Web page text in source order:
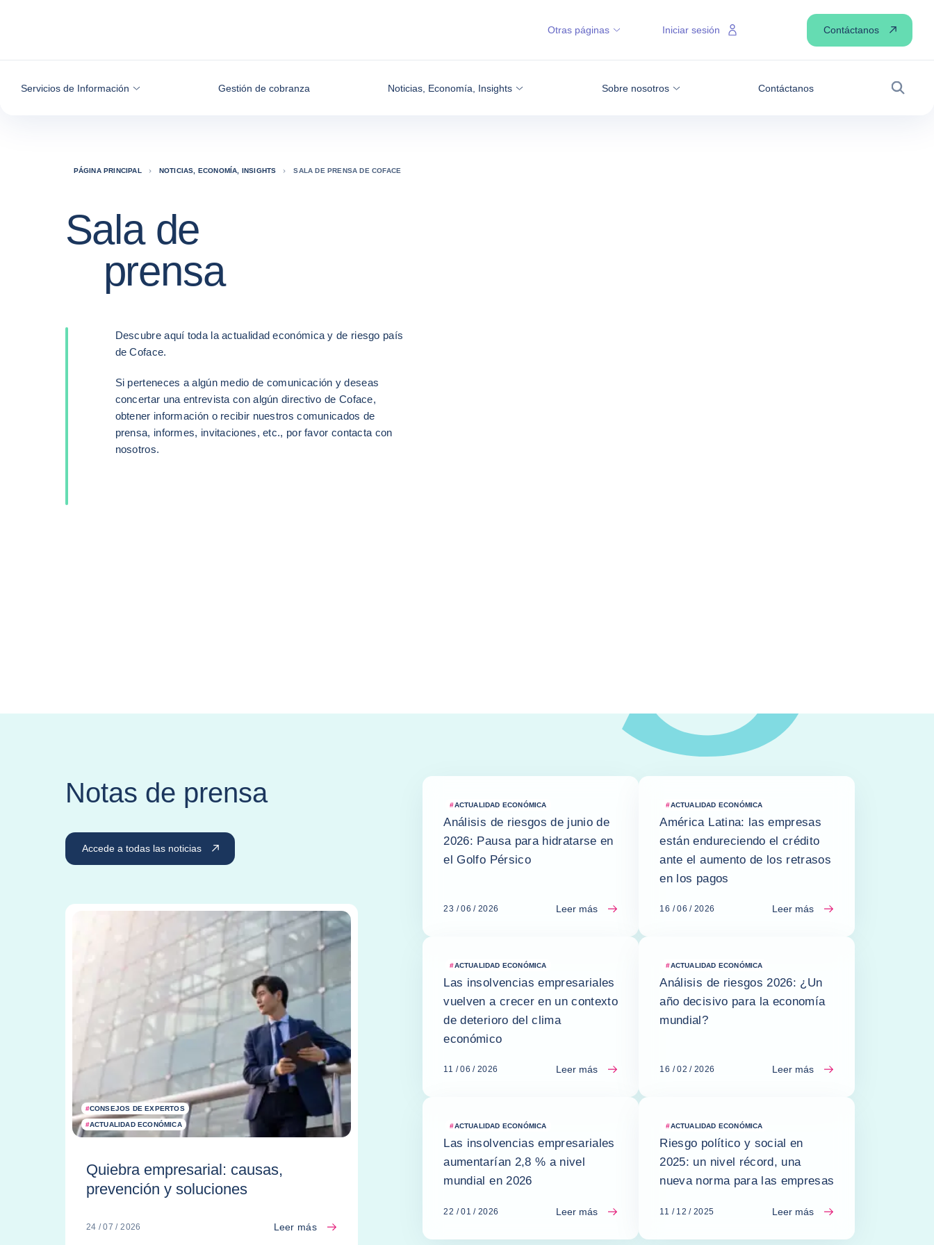
Servicios de Información Gestión de cobranza Noticias, Economía, Insights Sobre nosotros Contáctanos
Buscar
Otras páginas Iniciar sesión Contáctanos
PÁGINA PRINCIPAL NOTICIAS, ECONOMÍA, INSIGHTS SALA DE PRENSA DE COFACE
Sala de
prensa
Descubre aquí toda la actualidad económica y de riesgo país
de Coface.
Si perteneces a algún medio de comunicación y deseas
concertar una entrevista con algún directivo de Coface,
obtener información o recibir nuestros comunicados de
prensa, informes, invitaciones, etc., por favor contacta con
nosotros.
Notas de prensa
Accede a todas las noticias
#CONSEJOS DE EXPERTOS
#ACTUALIDAD ECONÓMICA
Quiebra empresarial: causas,
prevención y soluciones
24 / 07 / 2026 Leer más
#ACTUALIDAD ECONÓMICA
Análisis de riesgos de junio de
2026: Pausa para hidratarse en
el Golfo Pérsico
23 / 06 / 2026 Leer más
#ACTUALIDAD ECONÓMICA
América Latina: las empresas
están endureciendo el crédito
ante el aumento de los retrasos
en los pagos
16 / 06 / 2026 Leer más
#ACTUALIDAD ECONÓMICA
Las insolvencias empresariales
vuelven a crecer en un contexto
de deterioro del clima
económico
11 / 06 / 2026 Leer más
#ACTUALIDAD ECONÓMICA
Análisis de riesgos 2026: ¿Un
año decisivo para la economía
mundial?
16 / 02 / 2026 Leer más
#ACTUALIDAD ECONÓMICA
Las insolvencias empresariales
aumentarían 2,8 % a nivel
mundial en 2026
22 / 01 / 2026 Leer más
#ACTUALIDAD ECONÓMICA
Riesgo político y social en
2025: un nivel récord, una
nueva norma para las empresas
11 / 12 / 2025 Leer más